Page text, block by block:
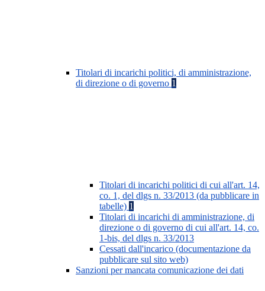
Titolari di incarichi politici, di amministrazione,
di direzione o di governo 1
Titolari di incarichi politici di cui all'art. 14,
co. 1, del dlgs n. 33/2013 (da pubblicare in
tabelle) 1
Titolari di incarichi di amministrazione, di
direzione o di governo di cui all'art. 14, co.
1-bis, del dlgs n. 33/2013
Cessati dall'incarico (documentazione da
pubblicare sul sito web)
Sanzioni per mancata comunicazione dei dati